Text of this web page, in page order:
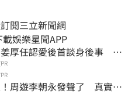
閱三立新聞網
動態 即刻下載娛樂星聞APP
厚任認愛後首談身後事
PR
PR
周遊李朝永發聲了 真實看